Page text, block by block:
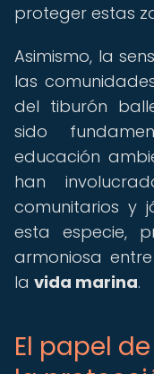
proteger estas
Asimismo, la
las
del tiburón
sido
educación
han
comunitarios y
esta especie,
armoniosa
la vida marina.
El papel